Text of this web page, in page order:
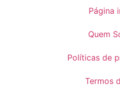
Página
Quem
Políticas de
Termos